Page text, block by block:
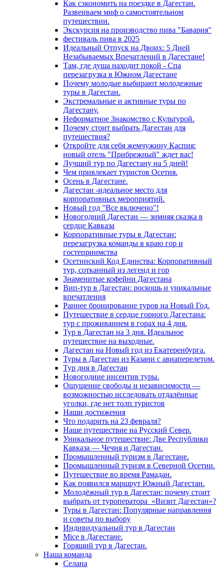
Как сэкономить на поездке в Дагестан.
Развеиваем миф о самостоятельном
путешествии.
Экскурсия на производство пива "Бавария"
фестиваль пива в 2025
Идеальный Отпуск на Двоих: 5 Дней
Незабываемых Впечатлений в Дагестане!
Там, где душа находит покой - Спа
перезагрузка в Южном Дагестане
Почему молодые выбирают молодежные
туры в Дагестан.
Экстремальные и активные туры по
Дагестану.
Неформатное Знакомство с Культурой.
Почему стоит выбрать Дагестан для
путешествия?
Откройте для себя жемчужину Каспия:
новый отель "Прибрежный" ждет вас!
Лучший тур по Дагестану на 5 дней!
Чем привлекает туристов Осетия.
Осень в Дагестане.
Дагестан -идеальное место для
корпоративных мероприятий.
Новый год "Все включено"!
Новогодний Дагестан — зимняя сказка в
сердце Кавказа
Корпоративные туры в Дагестан:
перезагрузка команды в краю гор и
гостеприимства
Осетинский Код Единства: Корпоративный
тур, сотканный из легенд и гор
Знаменитые кофейни Дагестана
Вип-тур в Дагестан: роскошь и уникальные
впечатления
Раннее бронирование туров на Новый Год.
Путешествие в сердце горного Дагестана:
тур с проживанием в горах на 4 дня.
Тур в Дагестан на 3 дня. Идеальное
путешествие на выходные.
Дагестан на Новый год из Екатеренбурга.
Туры в Дагестан из Казани с авиаперелетом.
Тур дня в Дагестан
Новогодние инсентив туры.
Ощущение свободы и независимости —
возможностью исследовать отдалённые
уголки, где нет толп туристов
Наши достижения
Что подарить на 23 февраля?
Наше путешествие на Русский Север.
Уникальное путешествие: Две Республики
Кавказа — Чечня и Дагестан.
Промышленный туризм в Дагестане.
Промышленный туризм в Северной Осетии.
Путешествие во время Рамадан.
Как появился маршрут Южный Дагестан.
Молодёжный тур в Дагестан: почему стоит
выбрать от туроператора «Визит Дагестан»?
Туры в Дагестан: Популярные направлення
и советы по выбору
Индивидуальный тур в Дагестан
Mice в Дагестане.
Горящий тур в Дагестан.
Наша команда
Селана